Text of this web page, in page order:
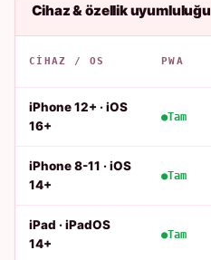
Cihaz & özellik uyumluluğu
CIHAZ / OS PWA
iPhone 12+ · iOS
16+
Tam
iPhone 8-11 · iOS
14+
Tam
iPad · iPadOS
14+
Tam